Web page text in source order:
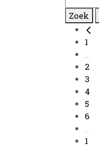
Zoek
1
...
2
3
4
5
6
...
1